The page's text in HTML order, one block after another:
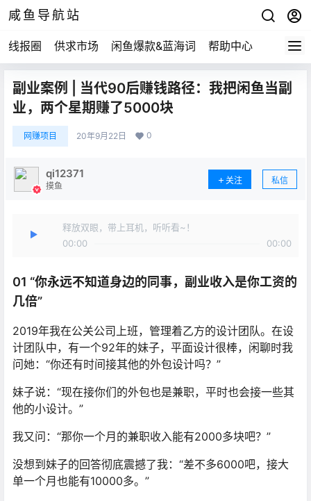
咸鱼导航站
线报圈 供求市场 闲鱼爆款&蓝海词 帮助中心
副业案例 | 当代90后赚钱路径：我把闲鱼当副
业，两个星期赚了5000块
网赚项目 20年9月22日 0
qi12371
摸鱼
关注 私信
释放双眼，带上耳机，听听看~！
00:00
00:00
01 “你永远不知道身边的同事，副业收入是你工资的
几倍”
2019年我在公关公司上班，管理着乙方的设计团队。在设
计团队中，有一个92年的妹子，平面设计很棒，闲聊时我
问她：“你还有时间接其他的外包设计吗？”
妹子说：“现在接你们的外包也是兼职，平时也会接一些其
他的小设计。”
我又问：“那你一个月的兼职收入能有2000多块吧？”
没想到妹子的回答彻底震撼了我：“差不多6000吧，接大
单一个月也能有10000多。”